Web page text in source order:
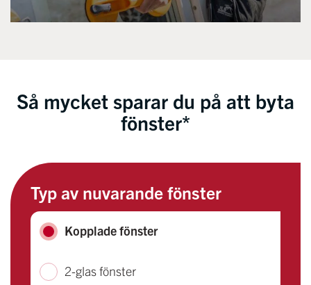
Så mycket sparar du på att byta
fönster*
Typ av nuvarande fönster
Kopplade fönster
2-glas fönster